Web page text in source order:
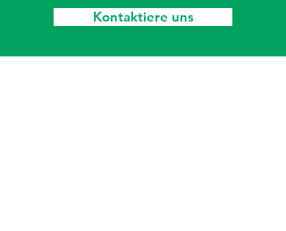
Kontaktiere uns